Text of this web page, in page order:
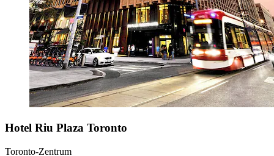
Hotel Riu Plaza Toronto
Toronto-Zentrum